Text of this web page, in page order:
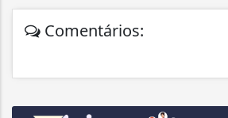
Comentários: